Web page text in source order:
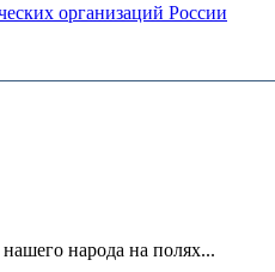
организаций России
народа на полях...